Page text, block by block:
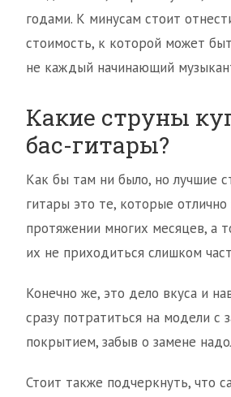
годами. К минусам стоит
стоимость, к которой может
не каждый начинающий
Какие струны
бас-гитары?
Как бы там ни было, но лучшие
гитары это те, которые отлично
протяжении многих месяцев, а
их не приходиться слишком
Конечно же, это дело вкуса и
сразу потратиться на модели с
покрытием, забыв о замене
Стоит также подчеркнуть, что